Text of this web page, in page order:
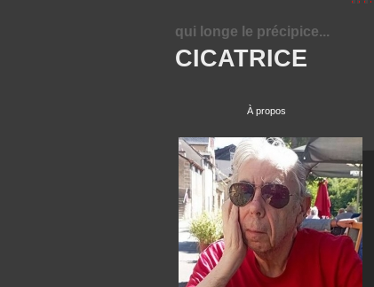
CICATRICE
qui longe le précipice...
À propos